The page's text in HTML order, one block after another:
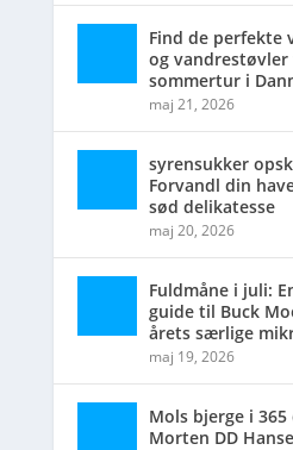
Find de perfekte
og
sommertur i
maj 21, 2026
syrensukker
Forvandl din
sød delikatesse
maj 20, 2026
Fuldmåne i juli:
guide til Buck
årets særlige
maj 19, 2026
Mols bjerge i 365
Morten DD